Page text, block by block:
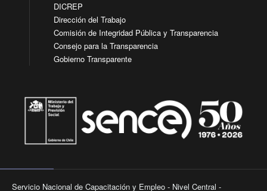
DICREP
Dirección del Trabajo
Comisión de Integridad Pública y Transparencia
Consejo para la Transparencia
Gobierno Transparente
Servicio Nacional de Capacitación y Empleo - Nivel Central -